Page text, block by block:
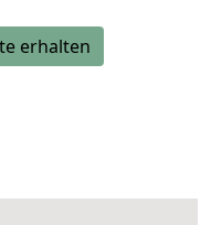
erhalten